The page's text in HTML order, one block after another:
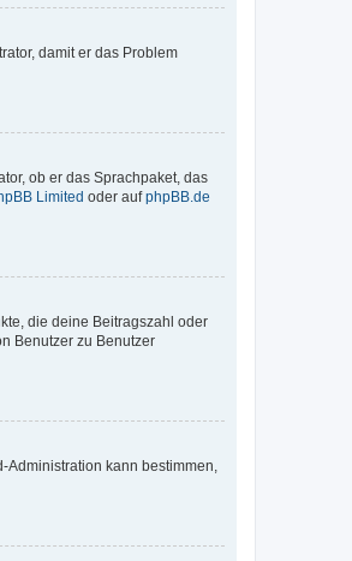
damit er das Problem
ob er das Sprachpaket, das
Limited oder aufphpBB.de
die deine Beitragszahl oder
Benutzer zu Benutzer
kann bestimmen,